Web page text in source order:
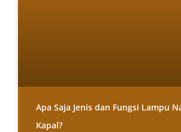
Apa Saja Jenis dan Fungsi Lampu
Kapal?